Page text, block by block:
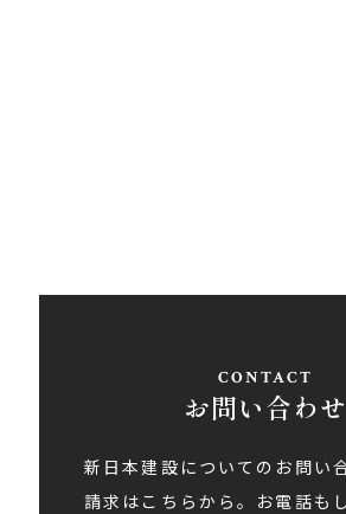
お問い合わせ
新日本建設についてのお問い
請求はこちらから。お電話も